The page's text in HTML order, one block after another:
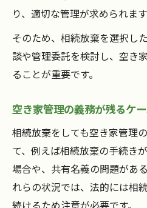
り、適切な管理が求められます
そのため、相続放棄を選択し
談や管理委託を検討し、空き
ることが重要です。
空き家管理の義務が残るケ
相続放棄をしても空き家管理
て、例えば相続放棄の手続き
場合や、共有名義の問題があ
れらの状況では、法的には相
続けるため注意が必要です。